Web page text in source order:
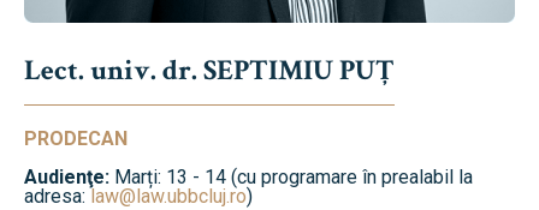
Lect. univ. dr. SEPTIMIU PUȚ
PRODECAN
Audienţe: Marți: 13 - 14 (cu programare în prealabil la
adresa:law@law.ubbcluj.ro)